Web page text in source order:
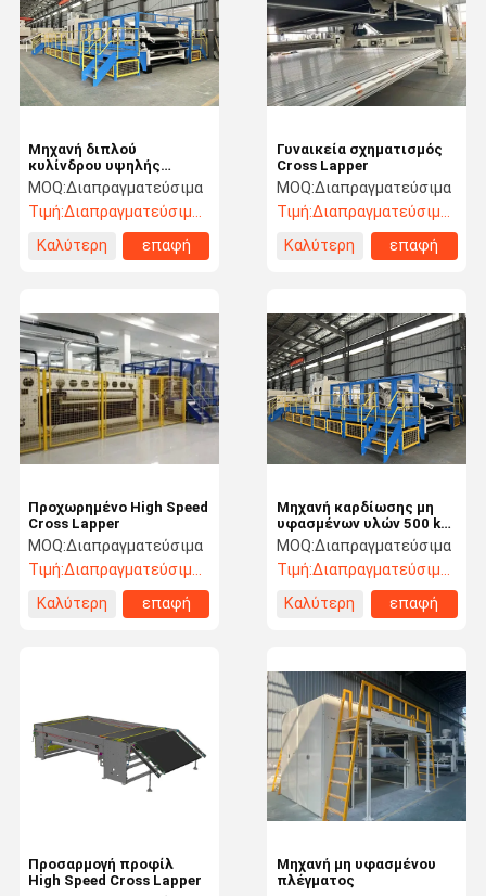
Γυναικεία σχηματισμός
Cross Lapper
MOQ:Διαπραγματεύσιμα
Τιμή:Διαπραγματεύσιμος
Καλύτερη
επαφή
Μηχανή διπλού
κυλίνδρου υψηλής
ταχύτητας για κάρδωση
μη υφασμένων υλών
MOQ:Διαπραγματεύσιμα
Τιμή:Διαπραγματεύσιμος
Καλύτερη
επαφή
Μηχανή καρδίωσης μη
υφασμένων υλών 500 kg/
ώρα
MOQ:Διαπραγματεύσιμα
Τιμή:Διαπραγματεύσιμος
Καλύτερη
επαφή
Προχωρημένο High Speed
Cross Lapper
MOQ:Διαπραγματεύσιμα
Τιμή:Διαπραγματεύσιμος
Καλύτερη
επαφή
Μηχανή μη υφασμένου
πλέγματος
Προσαρμογή προφίλ
High Speed Cross Lapper